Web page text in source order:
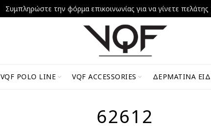
VQF POLO LINE VQF ACCESSORIES ΔΕΡΜΆΤΙΝΑ
62612
Συμπληρώστε την φόρμα επικοινωνίας για να γίνετε πελάτης